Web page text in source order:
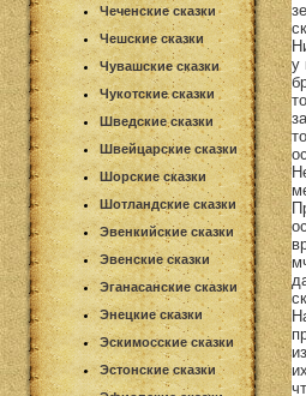
Чеченские сказки
Чешские сказки
Чувашские сказки
Чукотские сказки
Шведские сказки
Швейцарские сказки
Шорские сказки
Шотландские сказки
Эвенкийские сказки
Эвенские сказки
Эганасанские сказки
Энецкие сказки
Эскимосские сказки
Эстонские сказки
у